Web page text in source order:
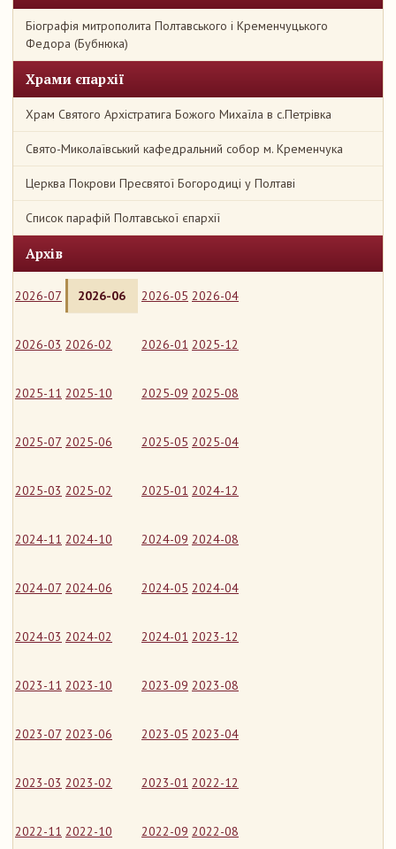
Біографія митрополита Полтавського і Кременчуцького
Федора (Бубнюка)
Храми єпархії
Храм Святого Архістратига Божого Михаїла в с.Петрівка
Свято-Миколаївський кафедральний собор м. Кременчука
Церква Покрови Пресвятої Богородиці у Полтаві
Список парафій Полтавської єпархії
Архів
2026-07 2026-06 2026-05 2026-04
2026-03 2026-02 2026-01 2025-12
2025-11 2025-10 2025-09 2025-08
2025-07 2025-06 2025-05 2025-04
2025-03 2025-02 2025-01 2024-12
2024-11 2024-10 2024-09 2024-08
2024-07 2024-06 2024-05 2024-04
2024-03 2024-02 2024-01 2023-12
2023-11 2023-10 2023-09 2023-08
2023-07 2023-06 2023-05 2023-04
2023-03 2023-02 2023-01 2022-12
2022-11 2022-10 2022-09 2022-08